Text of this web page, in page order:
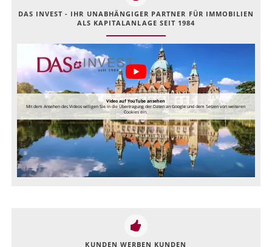
DAS INVEST - IHR UNABHÄNGIGER PARTNER FÜR IMMOBILIEN
ALS KAPITALANLAGE SEIT 1984
Video auf YouTube ansehen
Mit dem Ansehen des Videos willigen Sie in die Übertragung der Daten an Google und dem Setzen von weiteren
Cookies ein.
KUNDEN WERBEN KUNDEN